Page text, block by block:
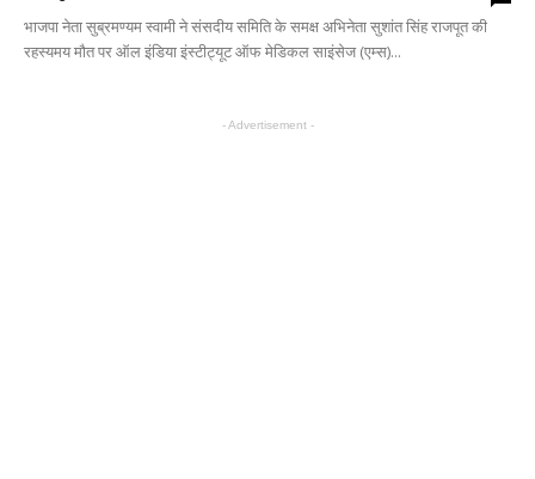
भाजपा नेता सुब्रमण्यम स्वामी ने संसदीय समिति के समक्ष अभिनेता सुशांत सिंह राजपूत की
रहस्यमय मौत पर ऑल इंडिया इंस्‍टीट्यूट ऑफ मेडिकल साइंसेज (एम्स)...
- Advertisement -